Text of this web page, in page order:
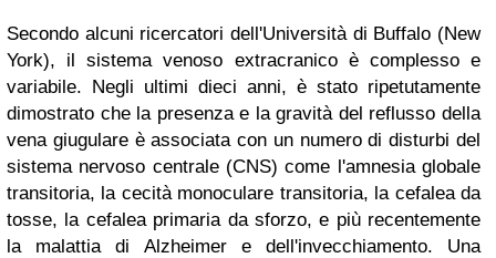
Secondo alcuni ricercatori dell'Università di Buffalo (New
York), il sistema venoso extracranico è complesso e
variabile. Negli ultimi dieci anni, è stato ripetutamente
dimostrato che la presenza e la gravità del reflusso della
vena giugulare è associata con un numero di disturbi del
sistema nervoso centrale (CNS) come l'amnesia globale
transitoria, la cecità monoculare transitoria, la cefalea da
tosse, la cefalea primaria da sforzo, e più recentemente
la malattia di Alzheimer e dell'invecchiamento. Una